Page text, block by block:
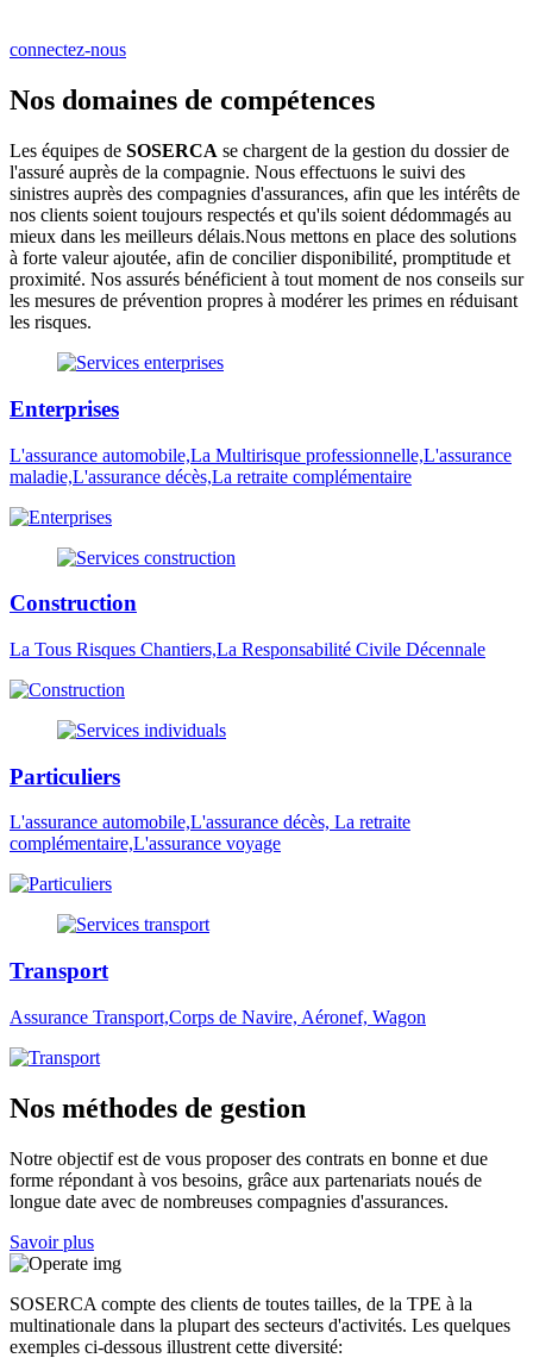
connectez-nous
Nos domaines de compétences
Les équipes de SOSERCA se chargent de la gestion du dossier de
l'assuré auprès de la compagnie. Nous effectuons le suivi des
sinistres auprès des compagnies d'assurances, afin que les intérêts de
nos clients soient toujours respectés et qu'ils soient dédommagés au
mieux dans les meilleurs délais.Nous mettons en place des solutions
à forte valeur ajoutée, afin de concilier disponibilité, promptitude et
proximité. Nos assurés bénéficient à tout moment de nos conseils sur
les mesures de prévention propres à modérer les primes en réduisant
les risques.
Enterprises
L'assurance automobile,La Multirisque professionnelle,L'assurance
maladie,L'assurance décès,La retraite complémentaire
Construction
La Tous Risques Chantiers,La Responsabilité Civile Décennale
Particuliers
L'assurance automobile,L'assurance décès, La retraite
complémentaire,L'assurance voyage
Transport
Assurance Transport,Corps de Navire, Aéronef, Wagon
Nos méthodes de gestion
Notre objectif est de vous proposer des contrats en bonne et due
forme répondant à vos besoins, grâce aux partenariats noués de
longue date avec de nombreuses compagnies d'assurances.
Savoir plus
SOSERCA compte des clients de toutes tailles, de la TPE à la
multinationale dans la plupart des secteurs d'activités. Les quelques
exemples ci-dessous illustrent cette diversité: